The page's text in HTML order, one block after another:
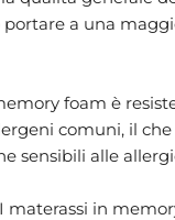
a una
foam è
comuni, il
sensibili alle
materassi in